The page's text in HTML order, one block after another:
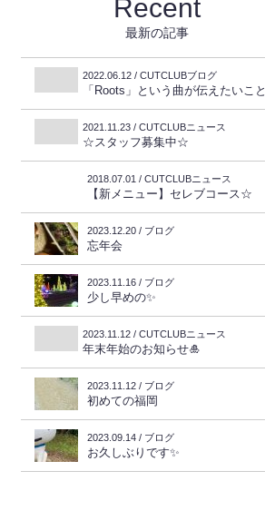
Recent
最新の記事
2022.06.12 / CUTCLUBブログ
「Roots」という曲が伝えたいこと
2021.11.23 / CUTCLUBニュース
☆スタッフ募集中☆
2018.07.01 / CUTCLUBニュース
【新メニュー】セレブコース☆
2023.12.20 / ブログ
忘年会
2023.11.16 / ブログ
少し早めの✨
2023.11.12 / CUTCLUBニュース
年末年始のお知らせ🎍
2023.11.12 / ブログ
初めての福岡
2023.09.14 / ブログ
お久しぶりです✨